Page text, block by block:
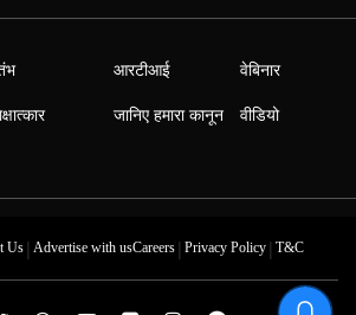
आरटीआई
जानिए हमारा कानून
वेबिनार
वीडियो
Us| Advertise with usCareers| Privacy Policy| T&C